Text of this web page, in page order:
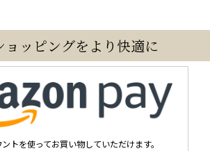
ョッピングをより快適に
トを使ってお買い物していただけます。